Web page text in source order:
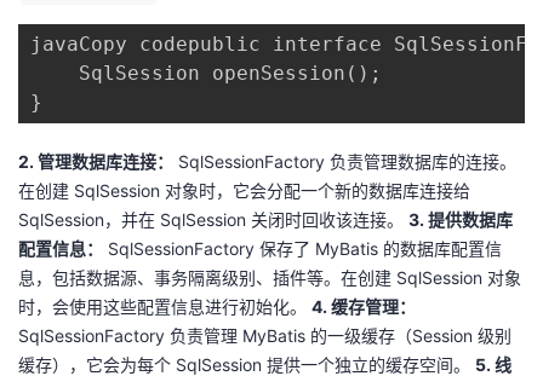
javaCopy codepublic interface
    SqlSession openSession();
}
2. 管理数据库连接：
SqlSessionFactory 负责管理数据库的连接。
在创建 SqlSession 对象时，它会分配一个新的数据库连接给
SqlSession，并在 SqlSession 关闭时回收该连接。 3. 提供数据库
配置信息：
SqlSessionFactory 保存了 MyBatis 的数据库配置信
息，包括数据源、事务隔离级别、插件等。在创建 SqlSession 对象
时，会使用这些配置信息进行初始化。 4. 缓存管理：
SqlSessionFactory 负责管理 MyBatis 的一级缓存（Session 级别
缓存），它会为每个 SqlSession 提供一个独立的缓存空间。 5. 线